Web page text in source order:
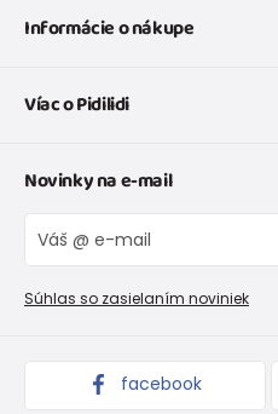
Informácie o nákupe
Doprava a platba
Tabuľka veľkostí obuvi
Vrátenie tovaru a reklamacie
Reklamačný poriadok
Víac o Pidilidi
O nás
Blog
Veľkoobchod PiDiLiDi
Kolekcie tovaru
Novinky na e-mail
Súhlas so zasielaním noviniek
facebook